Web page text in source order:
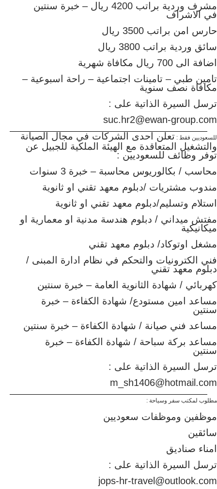
مشرف وردية براتب 4200 ريال – خبرة سنتين
في الاشراف
حارس امن براتب 3500 ريال
سائق وردية براتب 3800 ريال
اضافة الى 700 ريال مكافاة شهرية
تامين طبي – تامينات اجتماعية – راحة اسبوعية –
مكافاة نصف سنوية
ترسل السيرة الذاتية على :
suc.hr2@ewan-group.com
للسعوديين فقط : تعلن احدى الشركات في مجال الصيانة
والتشغيل المتعاقدة مع الهيئة الملكية للجبيل عن
توفر وظائف للسعوديين :
محاسب / بكالوريوس محاسبة – خبرة 3 سنوات
مندوب مشتريات /دبلوم معهد تقني او ثانوية
استلام وتسليم/دبلوم معهد تقني او ثانوية
مفتش ميداني / دبلوم هندسة مدنية او معمارية او
ميكانيكية
مشغل اوتوكاد/ دبلوم معهد تقني
فني الكترونيات والتحكم في نظام ادارة المبنى /
دبلوم معهد تقني
كهربائي / شهادة الثانوية العامة – خبرة سنتين
مساعد امين مستودع/ شهادة الكفاءة – خبرة
سنتين
مساعد فني صيانة / شهادة الكفاءة – خبرة سنتين
مساعد بركة سباحة / شهادة الكفاءة – خبرة
سنتين
ترسل السيرة الذاتية على :
m_sh1406@hotmail.com
مطلوب لمكتب سفر وسياحة :
موظفين وموظفات سعوديين
سائقين
امناء صناديق
ترسل السيرة الذاتية على :
jops-hr-travel@outlook.com